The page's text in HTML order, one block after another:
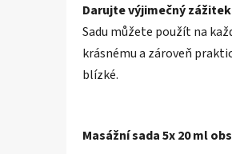
Darujte výjimečný zážitek
Sadu můžete použít na
krásnému a zároveň
blízké.
Masážní sada 5x 20 ml